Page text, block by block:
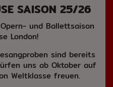
SAISON 25/26
und Ballettsaison
London!
sind bereits
uns ab Oktober auf
Weltklasse freuen.